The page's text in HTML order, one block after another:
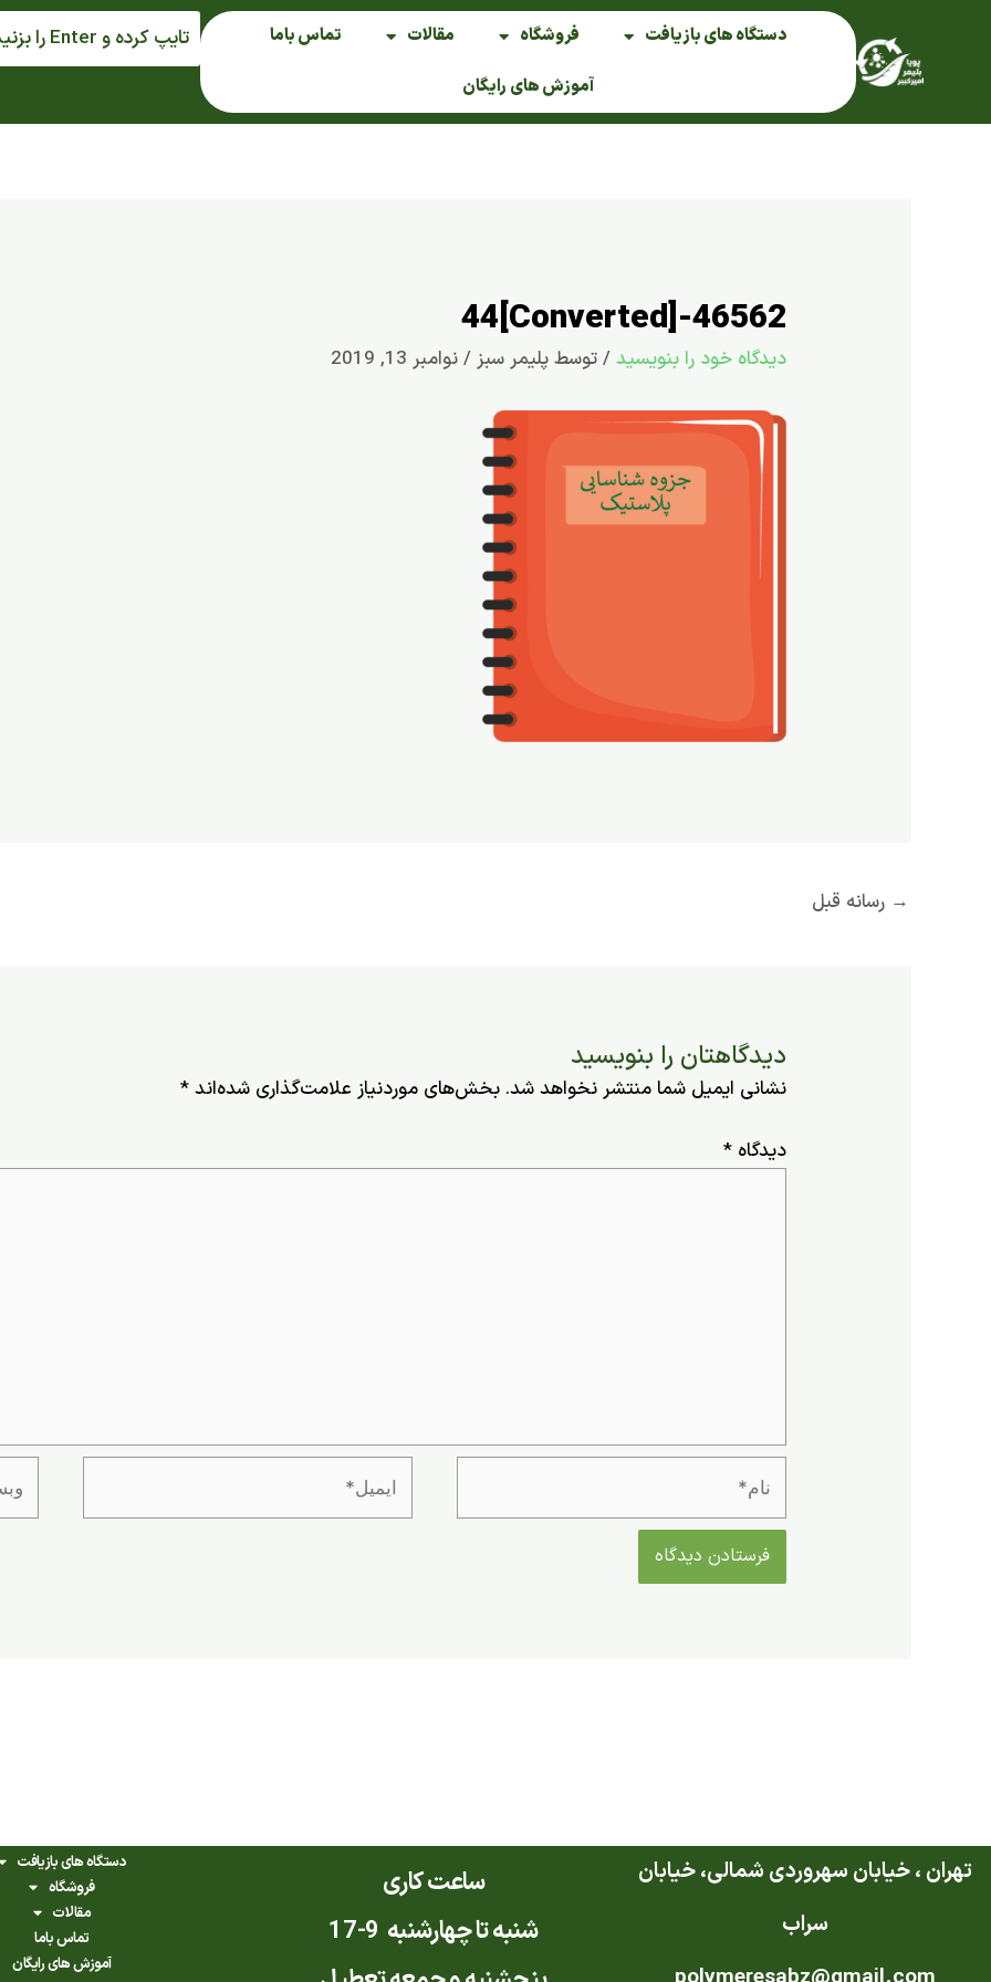
دستگاه های بازیافت فروشگاه مقالات
تماس باما
آموزش های رایگان
46562-[Converted]44
دیدگاه‌ خود را بنویسید / توسطپلیمر سبز/نوامبر 13, 2019
→ رسانه قبل
دیدگاهتان را بنویسید
نشانی ایمیل شما منتشر نخواهد شد. بخش‌های موردنیاز علامت‌گذاری شده‌اند*
دیدگاه*
تهران ، خیابان سهروردی شمالی، خیابان
سراب
ساعت کاری
شنبه تا چهارشنبه 9-17
دستگاه های بازیافت
فروشگاه
مقالات
تماس باما
آموزش های رایگان